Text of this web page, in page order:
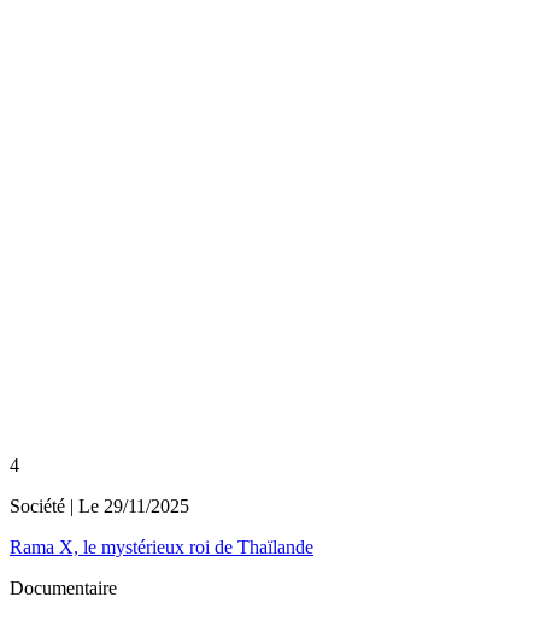
4
Société | Le 29/11/2025
Rama X, le mystérieux roi de Thaïlande
Documentaire